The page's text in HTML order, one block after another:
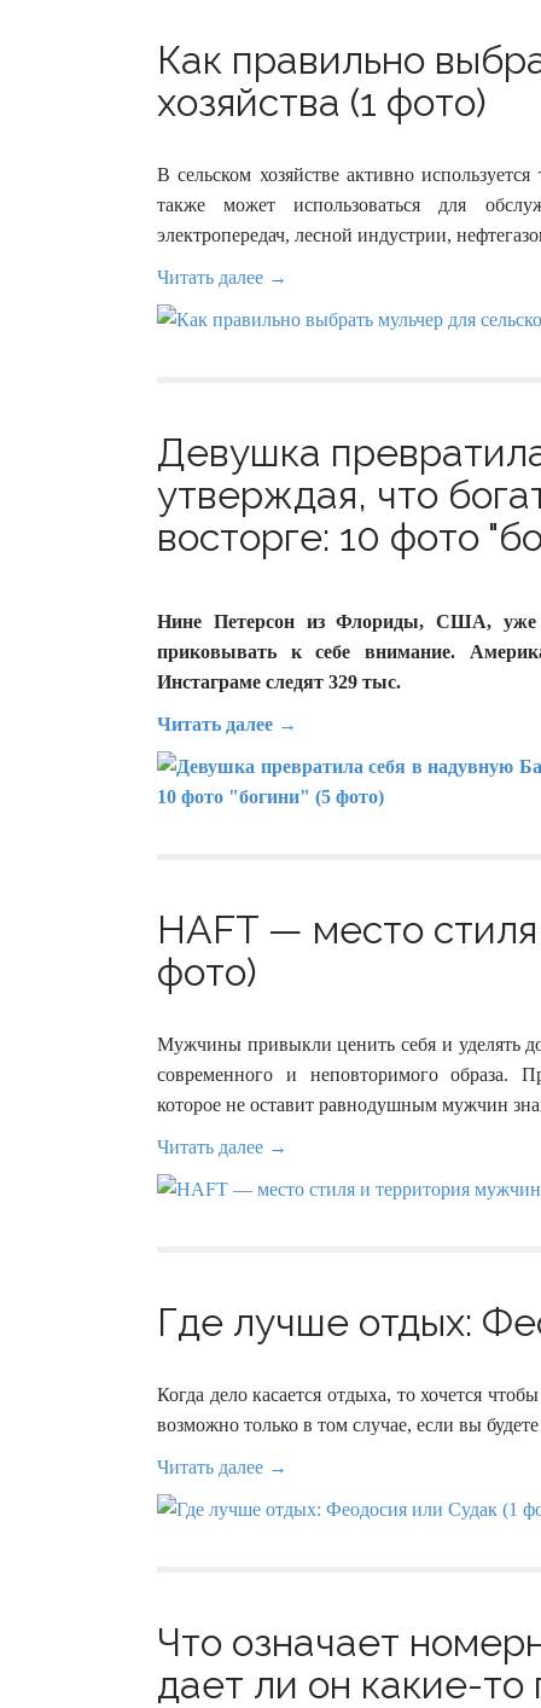
Как правильно
хозяйства (1 фото)
В сельском хозяйстве активно
также может использоваться для
электропередач, лесной индустрии,
Читать далее →
Девушка
утверждая, что
восторге: 10 фото
Нине Петерсон из Флориды, США, уже
приковывать к себе внимание.
Инстаграме следят 329 тыс.
Читать далее →
HAFT — место
фото)
Мужчины привыкли ценить себя и уделять
современного и неповторимого образа.
которое не оставит равнодушным мужчин
Читать далее →
Где лучше отдых:
Когда дело касается отдыха, то хочется
возможно только в том случае, если вы
Читать далее →
Что означает
дает ли он какие-